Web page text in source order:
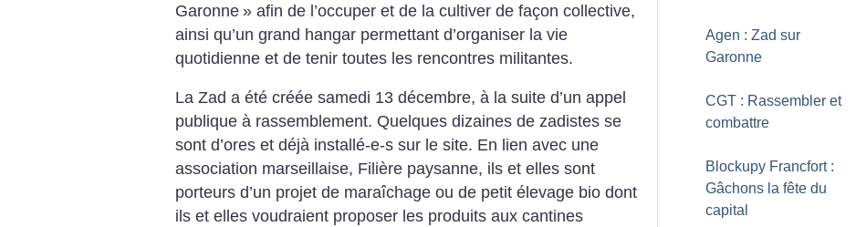
Garonne » afin de l’occuper et de la cultiver de façon collective,
ainsi qu’un grand hangar permettant d’organiser la vie
quotidienne et de tenir toutes les rencontres militantes.
La Zad a été créée samedi 13 décembre, à la suite d’un appel
publique à rassemblement. Quelques dizaines de zadistes se
sont d’ores et déjà installé-e-s sur le site. En lien avec une
association marseillaise, Filière paysanne, ils et elles sont
porteurs d’un projet de maraîchage ou de petit élevage bio dont
ils et elles voudraient proposer les produits aux cantines
Agen : Zad sur
Garonne
CGT : Rassembler et
combattre
Blockupy Francfort :
Gâchons la fête du
capital